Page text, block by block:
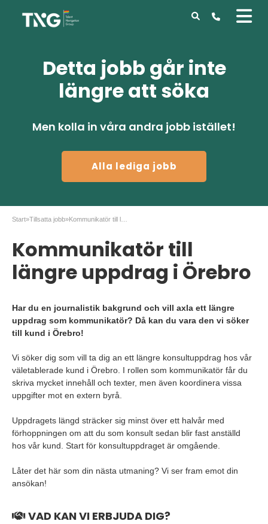
Detta jobb går inte
längre att söka
Men kolla in våra andra jobb istället!
Alla lediga jobb
Start»Tillsatta jobb»
Kommunikatör till
längre uppdrag i Örebro
Har du en journalistik bakgrund och vill axla ett längre
uppdrag som kommunikatör? Då kan du vara den vi söker
till kund i Örebro!
Vi söker dig som vill ta dig an ett längre konsultuppdrag hos vår
väletablerade kund i Örebro. I rollen som kommunikatör får du
skriva mycket innehåll och texter, men även koordinera vissa
uppgifter mot en extern byrå.
Uppdragets längd sträcker sig minst över ett halvår med
förhoppningen om att du som konsult sedan blir fast anställd
hos vår kund. Start för konsultuppdraget är omgående.
Låter det här som din nästa utmaning? Vi ser fram emot din
ansökan!
VAD KAN VI ERBJUDA DIG?